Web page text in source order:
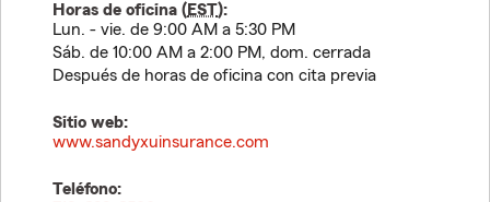
Horas de oficina (EST):
Lun. - vie. de 9:00 AM a 5:30 PM
Sáb. de 10:00 AM a 2:00 PM, dom. cerrada
Después de horas de oficina con cita previa
Sitio web:
www.sandyxuinsurance.com
Teléfono: